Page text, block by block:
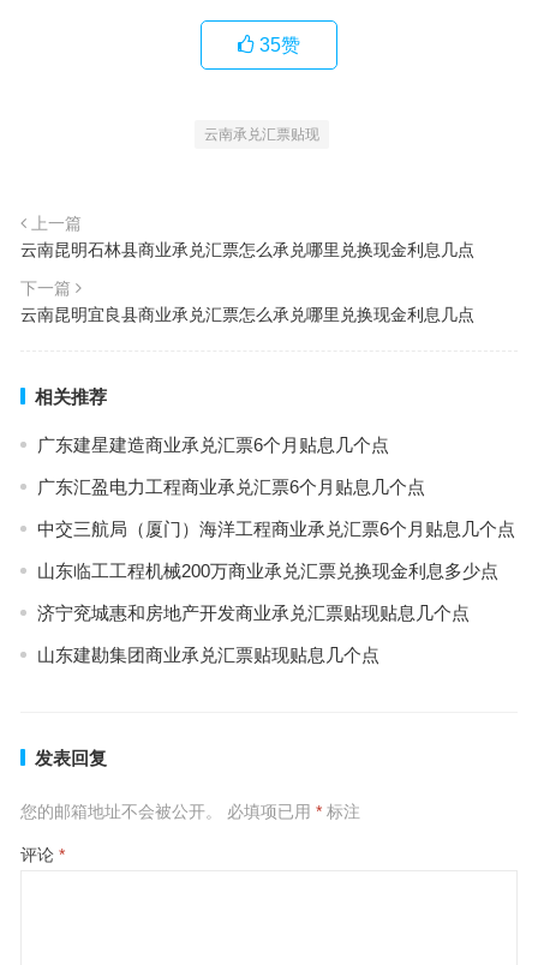
35赞
云南承兑汇票贴现
上一篇
云南昆明石林县商业承兑汇票怎么承兑哪里兑换现金利息几点
下一篇
云南昆明宜良县商业承兑汇票怎么承兑哪里兑换现金利息几点
相关推荐
广东建星建造商业承兑汇票6个月贴息几个点
广东汇盈电力工程商业承兑汇票6个月贴息几个点
中交三航局（厦门）海洋工程商业承兑汇票6个月贴息几个点
山东临工工程机械200万商业承兑汇票兑换现金利息多少点
济宁兖城惠和房地产开发商业承兑汇票贴现贴息几个点
山东建勘集团商业承兑汇票贴现贴息几个点
发表回复
您的邮箱地址不会被公开。 必填项已用 *标注
评论 *